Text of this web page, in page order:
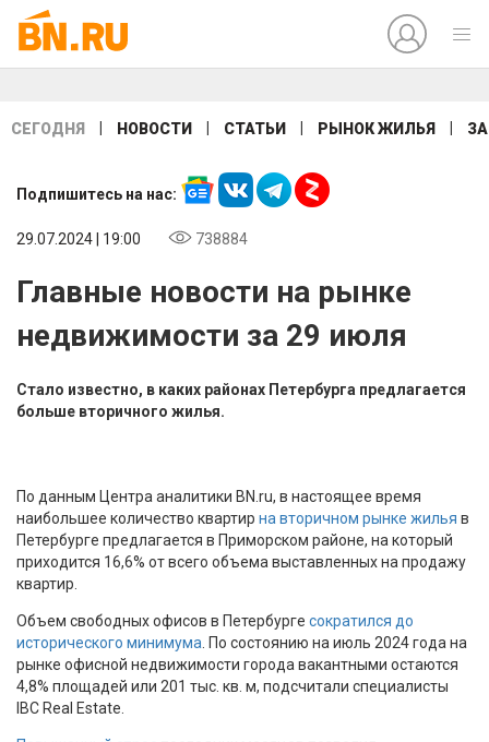
СЕГОДНЯ НОВОСТИ СТАТЬИ РЫНОК ЖИЛЬЯ
Подпишитесь на нас:
29.07.2024 | 19:00 738884
Главные новости на рынке
недвижимости за 29 июля
Стало известно, в каких районах Петербурга предлагается
больше вторичного жилья.
По данным Центра аналитики BN.ru, в настоящее время
наибольшее количество квартир на вторичном рынке жилья в
Петербурге предлагается в Приморском районе, на который
приходится 16,6% от всего объема выставленных на продажу
квартир.
Объем свободных офисов в Петербурге сократился до
исторического минимума . По состоянию на июль 2024 года на
рынке офисной недвижимости города вакантными остаются
4,8% площадей или 201 тыс. кв. м, подсчитали специалисты
IBC Real Estate.